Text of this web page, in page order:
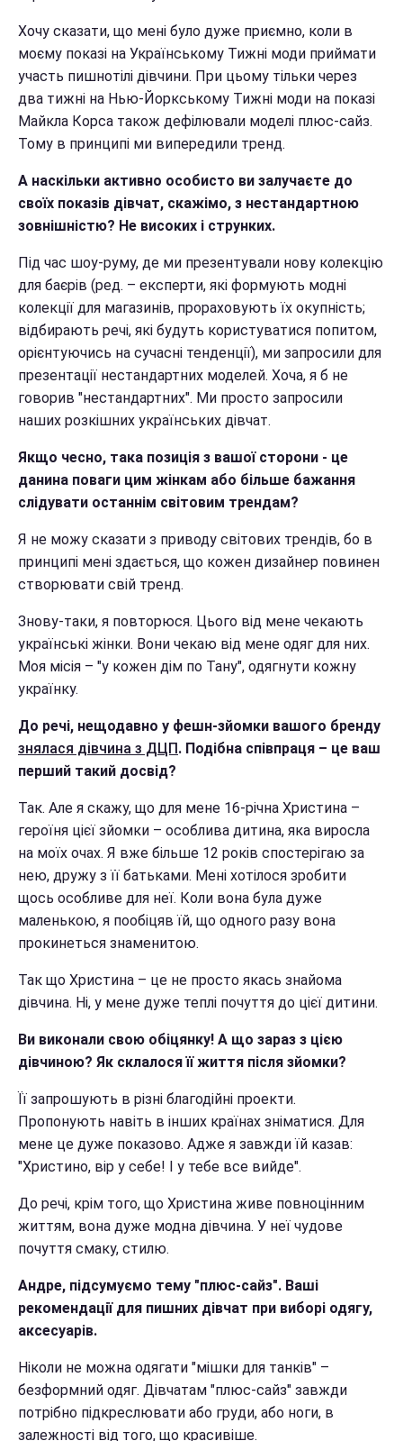
Хочу сказати, що мені було дуже приємно, коли в
моєму показі на Українському Тижні моди приймати
участь пишнотілі дівчини. При цьому тільки через
два тижні на Нью-Йоркському Тижні моди на показі
Майкла Корса також дефілювали моделі плюс-сайз.
Тому в принципі ми випередили тренд.
А наскільки активно особисто ви залучаєте до
своїх показів дівчат, скажімо, з нестандартною
зовнішністю? Не високих і струнких.
Під час шоу-руму, де ми презентували нову колекцію
для баєрів (ред. – експерти, які формують модні
колекції для магазинів, прораховують їх окупність;
відбирають речі, які будуть користуватися попитом,
орієнтуючись на сучасні тенденції), ми запросили для
презентації нестандартних моделей. Хоча, я б не
говорив "нестандартних". Ми просто запросили
наших розкішних українських дівчат.
Якщо чесно, така позиція з вашої сторони - це
данина поваги цим жінкам або більше бажання
слідувати останнім світовим трендам?
Я не можу сказати з приводу світових трендів, бо в
принципі мені здається, що кожен дизайнер повинен
створювати свій тренд.
Знову-таки, я повторюся. Цього від мене чекають
українські жінки. Вони чекаю від мене одяг для них.
Моя місія – "у кожен дім по Тану", одягнути кожну
українку.
До речі, нещодавно у фешн-зйомки вашого бренду
знялася дівчина з ДЦП. Подібна співпраця – це ваш
перший такий досвід?
Так. Але я скажу, що для мене 16-річна Христина –
героїня цієї зйомки – особлива дитина, яка виросла
на моїх очах. Я вже більше 12 років спостерігаю за
нею, дружу з її батьками. Мені хотілося зробити
щось особливе для неї. Коли вона була дуже
маленькою, я пообіцяв їй, що одного разу вона
прокинеться знаменитою.
Так що Христина – це не просто якась знайома
дівчина. Ні, у мене дуже теплі почуття до цієї дитини.
Ви виконали свою обіцянку! А що зараз з цією
дівчиною? Як склалося її життя після зйомки?
Її запрошують в різні благодійні проекти.
Пропонують навіть в інших країнах зніматися. Для
мене це дуже показово. Адже я завжди їй казав:
"Христино, вір у себе! І у тебе все вийде".
До речі, крім того, що Христина живе повноцінним
життям, вона дуже модна дівчина. У неї чудове
почуття смаку, стилю.
Андре, підсумуємо тему "плюс-сайз". Ваші
рекомендації для пишних дівчат при виборі одягу,
аксесуарів.
Ніколи не можна одягати "мішки для танків" –
безформний одяг. Дівчатам "плюс-сайз" завжди
потрібно підкреслювати або груди, або ноги, в
залежності від того, що красивіше.